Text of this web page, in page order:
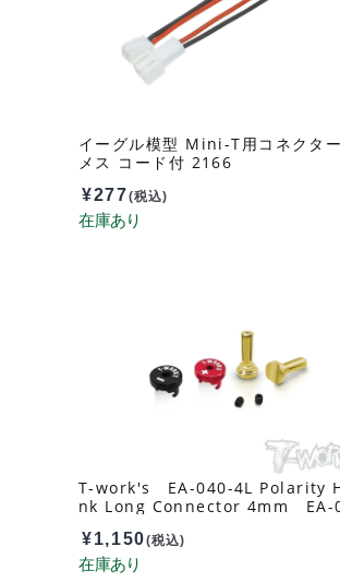
イーグル模型 Mini-T用コネクタ
メス コード付 2166
¥277(税込)
T-work's EA-040-4L Polarity
nk Long Connector 4mm EA-
¥1,150(税込)